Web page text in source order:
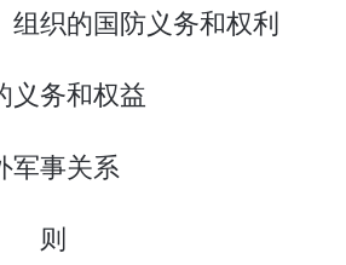
织的国防义务和权利
务和权益
事关系
则